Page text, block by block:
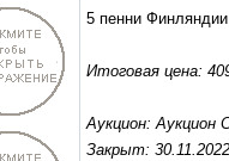
5 пенни Финляндии
Итоговая цена:
Аукцион: Аукцион
Закрыт: 30.11.2022